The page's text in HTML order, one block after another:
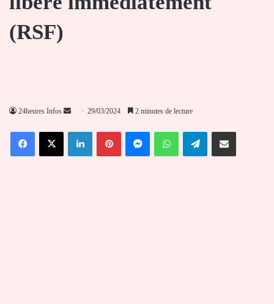
(RSF)
24heures Infos
Envoyer
courriel
29/03/2024 2 minutes de lecture
FacebookX LinkedinPinterestMessengerWhatsAppTelegramPartager par email